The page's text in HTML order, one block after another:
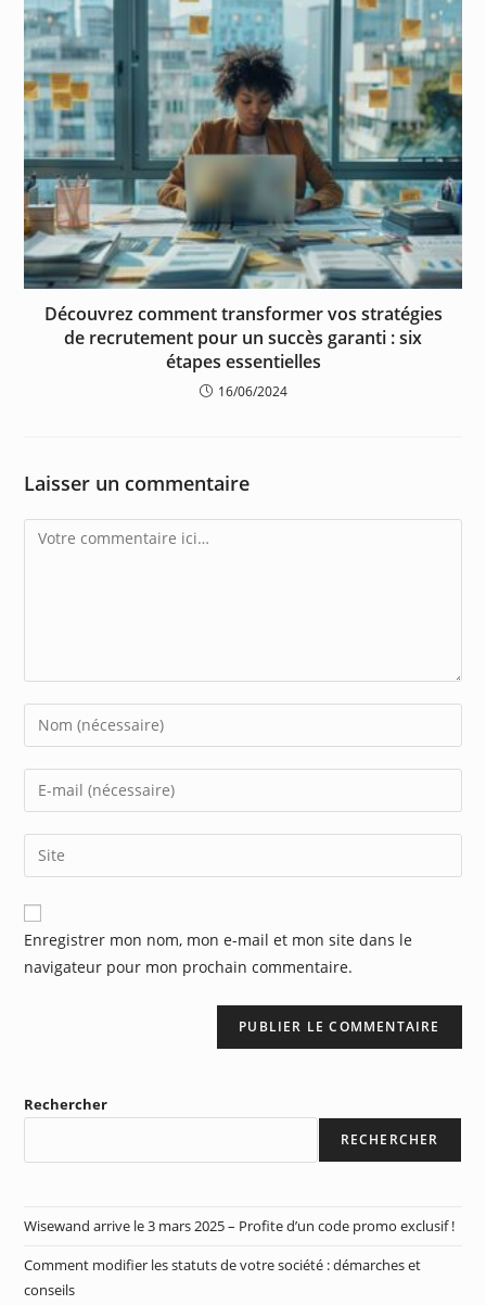
Découvrez comment transformer vos stratégies
de recrutement pour un succès garanti : six
étapes essentielles
16/06/2024
Laisser un commentaire
Enregistrer mon nom, mon e-mail et mon site dans le
navigateur pour mon prochain commentaire.
Rechercher
RECHERCHER
Wisewand arrive le 3 mars 2025 – Profite d’un code promo exclusif !
Comment modifier les statuts de votre société : démarches et
conseils